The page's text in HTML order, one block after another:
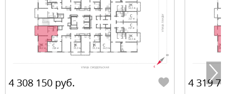
4 308 150 руб. 4 319